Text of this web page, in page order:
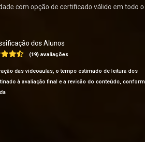
com opção de certificado válido em todo o
dos Alunos
(19) avaliações
das videoaulas, o tempo estimado de leitura dos
à avaliação final e a revisão do conteúdo,